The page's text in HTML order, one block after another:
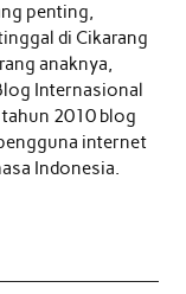
penting,
di Cikarang
anaknya,
Internasional
2010 blog
internet
Indonesia.